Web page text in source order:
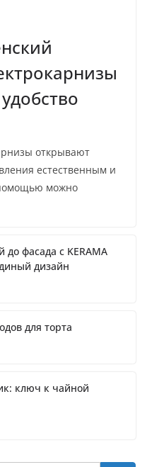
открывают
естественным и
можно
до фасада с KERAMA
дизайн
для торта
ключ к чайной